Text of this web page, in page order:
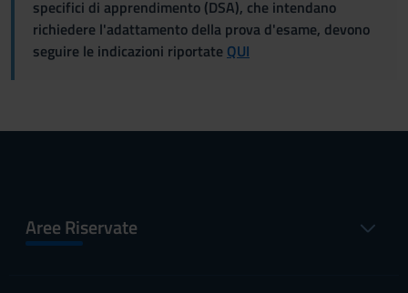
specifici di apprendimento (DSA), che intendano
richiedere l'adattamento della prova d'esame, devono
seguire le indicazioni riportate QUI
Aree Riservate